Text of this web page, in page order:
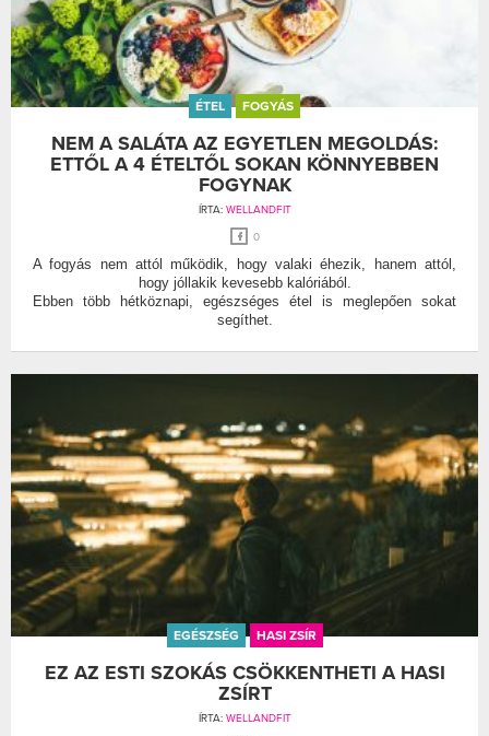
ÉTEL FOGYÁS
NEM A SALÁTA AZ EGYETLEN MEGOLDÁS:
ETTŐL A 4 ÉTELTŐL SOKAN KÖNNYEBBEN
FOGYNAK
ÍRTA: WELLANDFIT
0
A fogyás nem attól működik, hogy valaki éhezik, hanem attól,
hogy jóllakik kevesebb kalóriából.
Ebben több hétköznapi, egészséges étel is meglepően sokat
segíthet.
EGÉSZSÉG HASI ZSÍR
EZ AZ ESTI SZOKÁS CSÖKKENTHETI A HASI
ZSÍRT
ÍRTA: WELLANDFIT